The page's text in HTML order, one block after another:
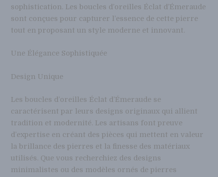
sophistication. Les boucles d’oreilles Éclat d’Émeraude
sont conçues pour capturer l’essence de cette pierre
tout en proposant un style moderne et innovant.
Une Élégance Sophistiquée
Design Unique
Les boucles d’oreilles Éclat d’Émeraude se
caractérisent par leurs designs originaux qui allient
tradition et modernité. Les artisans font preuve
d’expertise en créant des pièces qui mettent en valeur
la brillance des pierres et la finesse des matériaux
utilisés. Que vous recherchiez des designs
minimalistes ou des modèles ornés de pierres